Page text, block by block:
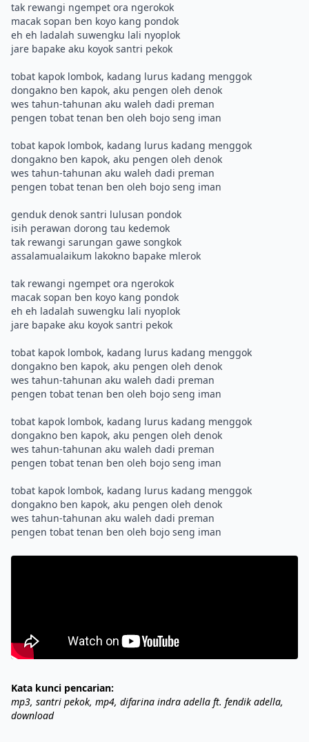
tak rewangi ngempet ora ngerokok
macak sopan ben koyo kang pondok
eh eh ladalah suwengku lali nyoplok
jare bapake aku koyok santri pekok
tobat kapok lombok, kadang lurus kadang menggok
dongakno ben kapok, aku pengen oleh denok
wes tahun-tahunan aku waleh dadi preman
pengen tobat tenan ben oleh bojo seng iman
tobat kapok lombok, kadang lurus kadang menggok
dongakno ben kapok, aku pengen oleh denok
wes tahun-tahunan aku waleh dadi preman
pengen tobat tenan ben oleh bojo seng iman
genduk denok santri lulusan pondok
isih perawan dorong tau kedemok
tak rewangi sarungan gawe songkok
assalamualaikum lakokno bapake mlerok
tak rewangi ngempet ora ngerokok
macak sopan ben koyo kang pondok
eh eh ladalah suwengku lali nyoplok
jare bapake aku koyok santri pekok
tobat kapok lombok, kadang lurus kadang menggok
dongakno ben kapok, aku pengen oleh denok
wes tahun-tahunan aku waleh dadi preman
pengen tobat tenan ben oleh bojo seng iman
tobat kapok lombok, kadang lurus kadang menggok
dongakno ben kapok, aku pengen oleh denok
wes tahun-tahunan aku waleh dadi preman
pengen tobat tenan ben oleh bojo seng iman
tobat kapok lombok, kadang lurus kadang menggok
dongakno ben kapok, aku pengen oleh denok
wes tahun-tahunan aku waleh dadi preman
Kata kunci pencarian:
mp3, santri pekok, mp4, difarina indra adella ft. fendik adella,
download